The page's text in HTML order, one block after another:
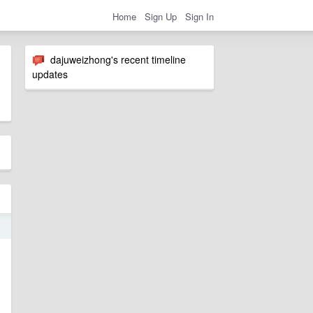
Home Sign Up Sign In
dajuweizhong's recent timeline
updates